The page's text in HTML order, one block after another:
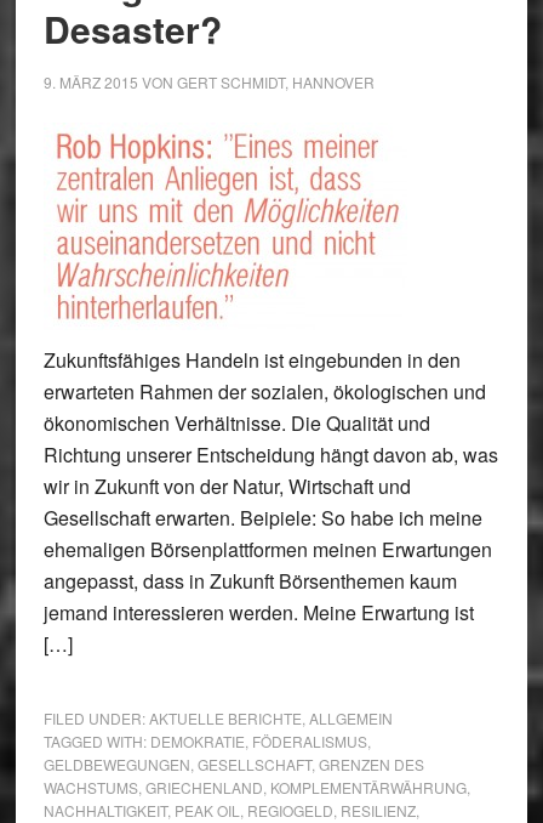
Desaster?
9. MÄRZ 2015 VON GERT SCHMIDT, HANNOVER
Zukunftsfähiges Handeln ist eingebunden in den
erwarteten Rahmen der sozialen, ökologischen und
ökonomischen Verhältnisse. Die Qualität und
Richtung unserer Entscheidung hängt davon ab, was
wir in Zukunft von der Natur, Wirtschaft und
Gesellschaft erwarten. Beipiele: So habe ich meine
ehemaligen Börsenplattformen meinen Erwartungen
angepasst, dass in Zukunft Börsenthemen kaum
jemand interessieren werden. Meine Erwartung ist
[…]
FILED UNDER:AKTUELLE BERICHTE ALLGEMEIN
TAGGED WITH: DEMOKRATIE FÖDERALISMUS,
GELDBEWEGUNGEN GESELLSCHAFT, GRENZEN DES
WACHSTUMS, GRIECHENLAND KOMPLEMENTÄRWÄHRUNG,
NACHHALTIGKEIT, PEAK OIL REGIOGELD RESILIENZ,